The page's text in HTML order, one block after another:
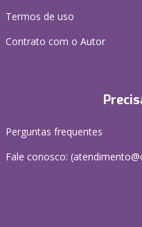
Termos de uso
Contrato com o Autor
Perguntas frequentes
Fale conosco: